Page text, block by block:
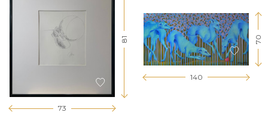
73
81
140
70